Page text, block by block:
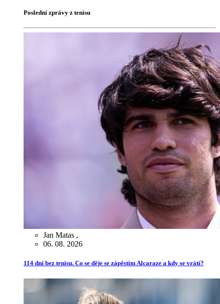
Poslední zprávy z tenisu
Jan Matas ,
06. 08. 2026
114 dní bez tenisu. Co se děje se zápěstím Alcaraze a kdy se vrátí?